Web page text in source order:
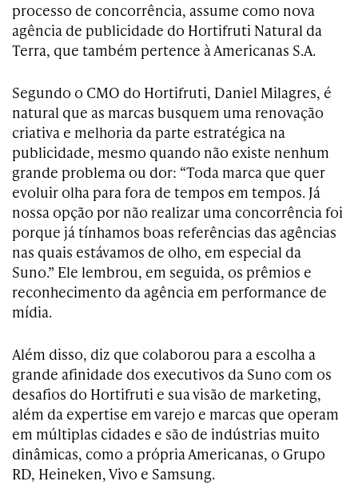
processo de concorrência, assume como nova
agência de publicidade do Hortifruti Natural da
Terra, que também pertence à Americanas S.A.
Segundo o CMO do Hortifruti, Daniel Milagres, é
natural que as marcas busquem uma renovação
criativa e melhoria da parte estratégica na
publicidade, mesmo quando não existe nenhum
grande problema ou dor: “Toda marca que quer
evoluir olha para fora de tempos em tempos. Já
nossa opção por não realizar uma concorrência foi
porque já tínhamos boas referências das agências
nas quais estávamos de olho, em especial da
Suno.” Ele lembrou, em seguida, os prêmios e
reconhecimento da agência em performance de
mídia.
Além disso, diz que colaborou para a escolha a
grande afinidade dos executivos da Suno com os
desafios do Hortifruti e sua visão de marketing,
além da expertise em varejo e marcas que operam
em múltiplas cidades e são de indústrias muito
dinâmicas, como a própria Americanas, o Grupo
RD, Heineken, Vivo e Samsung.